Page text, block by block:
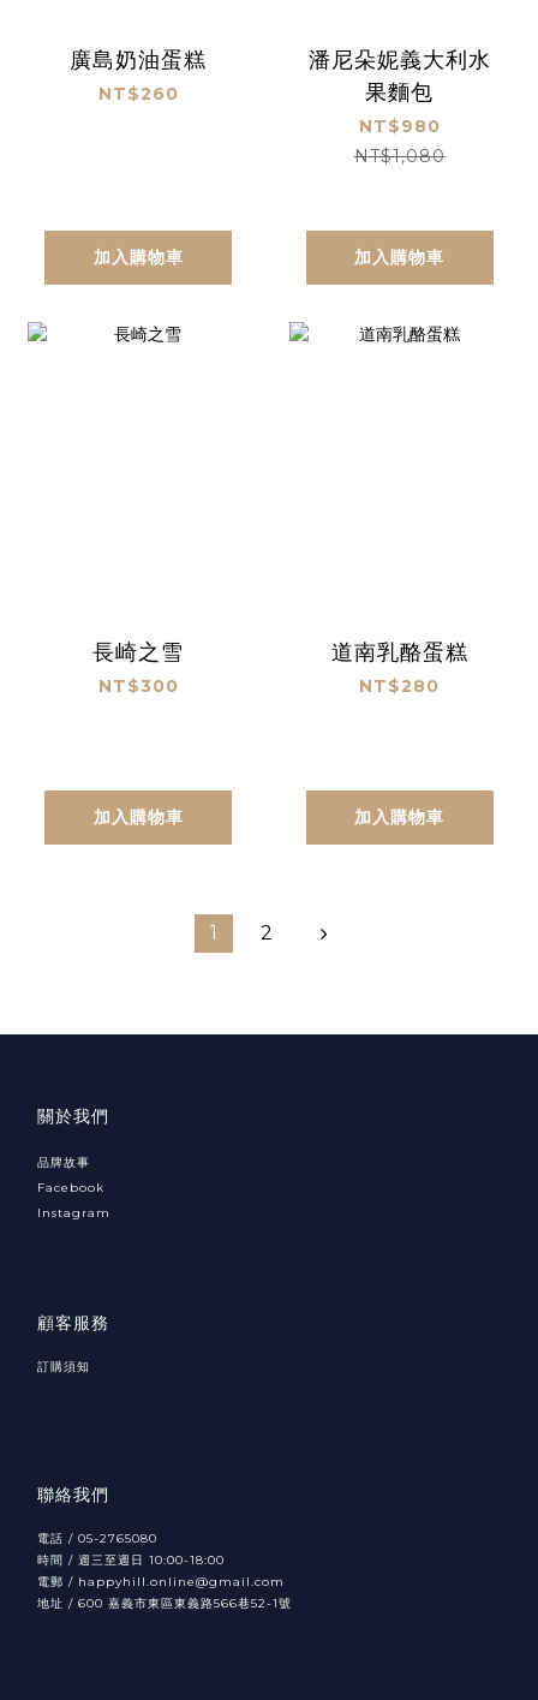
廣島奶油蛋糕
NT$260
加入購物車
潘尼朵妮義大利水
果麵包
NT$980
NT$1,080
加入購物車
長崎之雪
NT$300
加入購物車
道南乳酪蛋糕
NT$280
加入購物車
1 2
關於我們
品牌故事
Facebook
Instagram
顧客服務
訂購須知
聯絡我們
電話 / 05-2765080
時間 / 週三至週日 10:00-18:00
電郵 / happyhill.online@gmail.com
地址 / 600 嘉義市東區東義路566巷52-1號